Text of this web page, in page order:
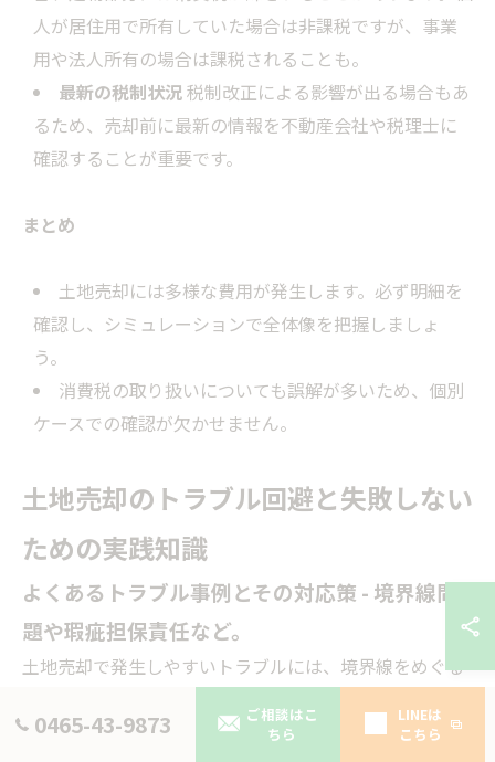
人が居住用で所有していた場合は非課税ですが、事業
用や法人所有の場合は課税されることも。
最新の税制状況税制改正による影響が出る場合もあ
るため、売却前に最新の情報を不動産会社や税理士に
確認することが重要です。
まとめ
土地売却には多様な費用が発生します。必ず明細を
確認し、シミュレーションで全体像を把握しましょ
う。
消費税の取り扱いについても誤解が多いため、個別
ケースでの確認が欠かせません。
土地売却のトラブル回避と失敗しない
ための実践知識
よくあるトラブル事例とその対応策 - 境界線問
題や瑕疵担保責任など。
土地売却で発生しやすいトラブルには、境界線をめぐる
特に隣地との境界線が曖昧な場合、売買契約後にトラブ
0465-43-9873
ご相談はこ
ちら
LINEは
こちら